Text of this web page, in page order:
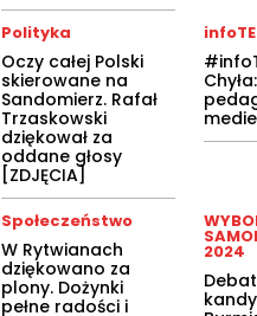
Polityka
Oczy całej Polski
skierowane na
Sandomierz. Rafał
Trzaskowski
dziękował za
oddane głosy
[ZDJĘCIA]
Społeczeństwo
W Rytwianach
dziękowano za
plony. Dożynki
pełne radości i
2024